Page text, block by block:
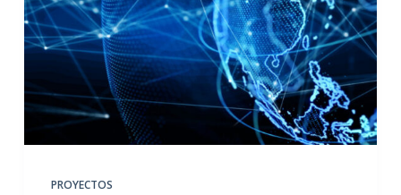
PROYECTOS